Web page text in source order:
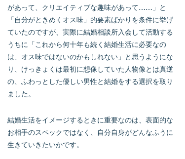
があって、クリエイティブな趣味があって……」と
「自分がときめくオス味」的要素ばかりを条件に挙げ
ていたのですが、実際に結婚相談所入会して活動する
うちに「これから何十年も続く結婚生活に必要なの
は、オス味ではないのかもしれない」と思うようにな
り、けっきょくは最初に想像していた人物像とは真逆
の、ふわっとした優しい男性と結婚をする選択を取り
ました。
結婚生活をイメージするときに重要なのは、表面的な
お相手のスペックではなく、自分自身がどんなふうに
生きていきたいかです。